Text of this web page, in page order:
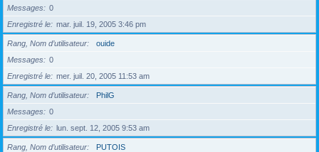
Messages
0
Enregistré le
mar. juil. 19, 2005 3:46 pm
Rang, Nom d’utilisateur
ouide
Messages
0
Enregistré le
mer. juil. 20, 2005 11:53 am
Rang, Nom d’utilisateur
PhilG
Messages
0
Enregistré le
lun. sept. 12, 2005 9:53 am
Rang, Nom d’utilisateur
PUTOIS